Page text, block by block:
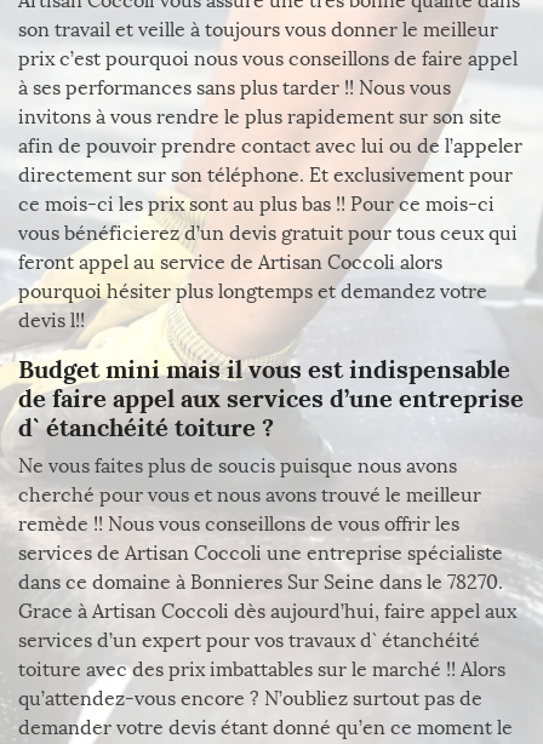
son travail et veille à toujours vous donner le meilleur
prix c’est pourquoi nous vous conseillons de faire appel
à ses performances sans plus tarder !! Nous vous
invitons à vous rendre le plus rapidement sur son site
afin de pouvoir prendre contact avec lui ou de l’appeler
directement sur son téléphone. Et exclusivement pour
ce mois-ci les prix sont au plus bas !! Pour ce mois-ci
vous bénéficierez d’un devis gratuit pour tous ceux qui
feront appel au service de Artisan Coccoli alors
pourquoi hésiter plus longtemps et demandez votre
devis l!!
Budget mini mais il vous est indispensable
de faire appel aux services d’une entreprise
d` étanchéité toiture ?
Ne vous faites plus de soucis puisque nous avons
cherché pour vous et nous avons trouvé le meilleur
remède !! Nous vous conseillons de vous offrir les
services de Artisan Coccoli une entreprise spécialiste
dans ce domaine à Bonnieres Sur Seine dans le 78270.
Grace à Artisan Coccoli dès aujourd’hui, faire appel aux
services d’un expert pour vos travaux d` étanchéité
toiture avec des prix imbattables sur le marché !! Alors
qu’attendez-vous encore ? N’oubliez surtout pas de
demander votre devis étant donné qu’en ce moment le